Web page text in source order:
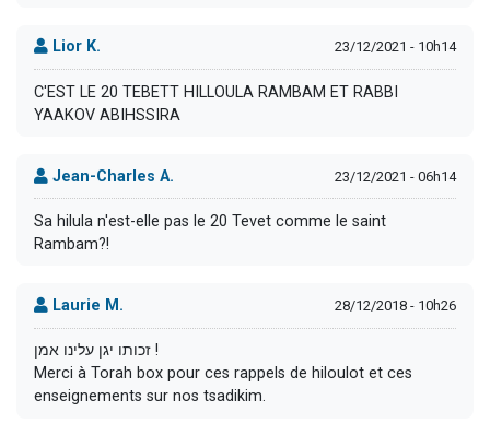
Lior K. 23/12/2021 - 10h14
C'EST LE 20 TEBETT HILLOULA RAMBAM ET RABBI
YAAKOV ABIHSSIRA
Jean-Charles A. 23/12/2021 - 06h14
Sa hilula n'est-elle pas le 20 Tevet comme le saint
Rambam?!
Laurie M. 28/12/2018 - 10h26
זכותו יגן עלינו אמן !
Merci à Torah box pour ces rappels de hiloulot et ces
enseignements sur nos tsadikim.